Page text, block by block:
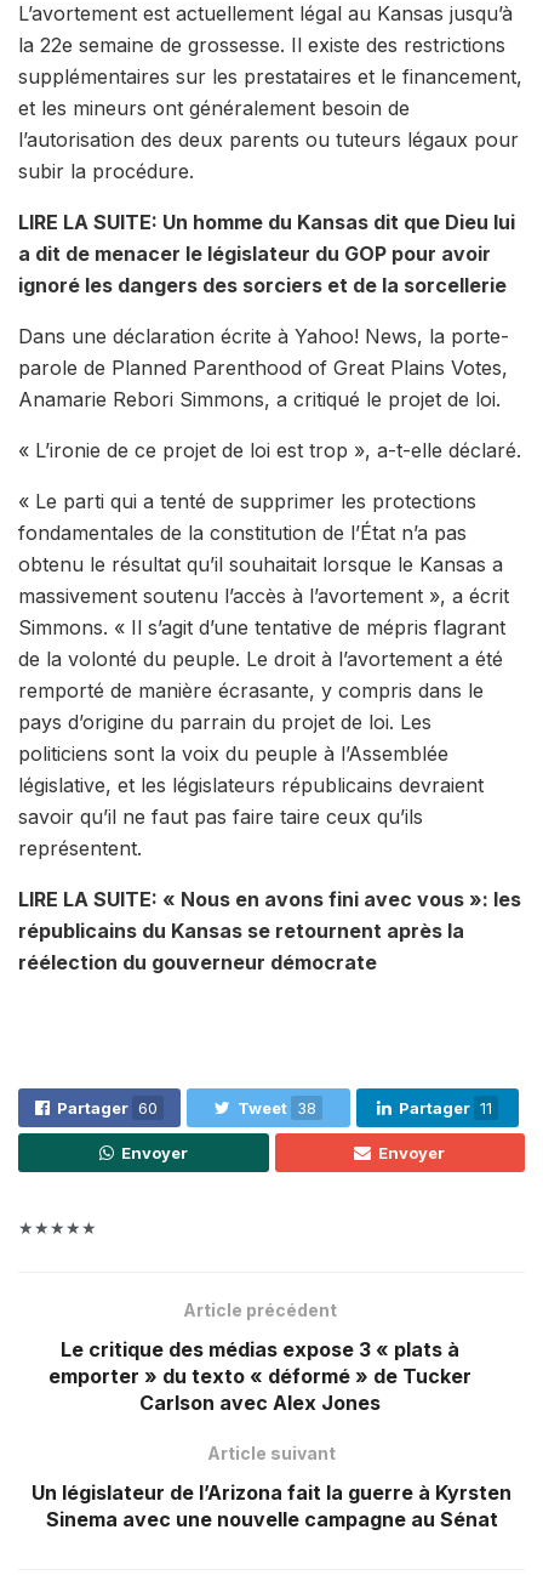
L’avortement est actuellement légal au Kansas jusqu’à
la 22e semaine de grossesse. Il existe des restrictions
supplémentaires sur les prestataires et le financement,
et les mineurs ont généralement besoin de
l’autorisation des deux parents ou tuteurs légaux pour
subir la procédure.
LIRE LA SUITE: Un homme du Kansas dit que Dieu lui
a dit de menacer le législateur du GOP pour avoir
ignoré les dangers des sorciers et de la sorcellerie
Dans une déclaration écrite à Yahoo! News, la porte-
parole de Planned Parenthood of Great Plains Votes,
Anamarie Rebori Simmons, a critiqué le projet de loi.
« L’ironie de ce projet de loi est trop », a-t-elle déclaré.
« Le parti qui a tenté de supprimer les protections
fondamentales de la constitution de l’État n’a pas
obtenu le résultat qu’il souhaitait lorsque le Kansas a
massivement soutenu l’accès à l’avortement », a écrit
Simmons. « Il s’agit d’une tentative de mépris flagrant
de la volonté du peuple. Le droit à l’avortement a été
remporté de manière écrasante, y compris dans le
pays d’origine du parrain du projet de loi. Les
politiciens sont la voix du peuple à l’Assemblée
législative, et les législateurs républicains devraient
savoir qu’il ne faut pas faire taire ceux qu’ils
représentent.
LIRE LA SUITE: « Nous en avons fini avec vous »: les
républicains du Kansas se retournent après la
réélection du gouverneur démocrate
Partager 60 Tweet 38 Partager 11
Envoyer Envoyer
★★★★★
Article précédent
Le critique des médias expose 3 « plats à
emporter » du texto « déformé » de Tucker
Carlson avec Alex Jones
Article suivant
Un législateur de l’Arizona fait la guerre à Kyrsten
Sinema avec une nouvelle campagne au Sénat